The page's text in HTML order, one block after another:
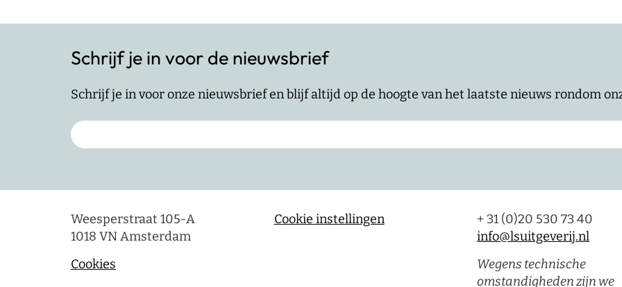
Schrijf je in voor de nieuwsbrief
Schrijf je in voor onze nieuwsbrief en blijf altijd op de hoogte van het laatste nieuws rondom
Weesperstraat 105-A
1018 VN Amsterdam
Cookies
Cookie instellingen
+ 31 (0)20 530 73 40
info@lsuitgeverij.nl
Wegens technische
omstandigheden zijn we